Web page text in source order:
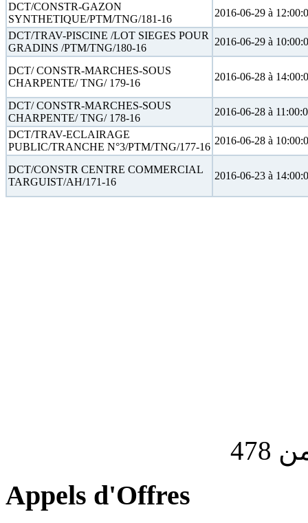
DCT/CONSTR-GAZON
SYNTHETIQUE/PTM/TNG/181-16
2016-06-29 à
DCT/TRAV-PISCINE /LOT SIEGES POUR
GRADINS /PTM/TNG/180-16
2016-06-29 à
DCT/ CONSTR-MARCHES-SOUS
CHARPENTE/ TNG/ 179-16
2016-06-28 à
DCT/ CONSTR-MARCHES-SOUS
CHARPENTE/ TNG/ 178-16
2016-06-28 à
DCT/TRAV-ECLAIRAGE
PUBLIC/TRANCHE N°3/PTM/TNG/177-16
2016-06-28 à
DCT/CONSTR CENTRE COMMERCIAL
TARGUIST/AH/171-16
2016-06-23 à
Appels d'Offres